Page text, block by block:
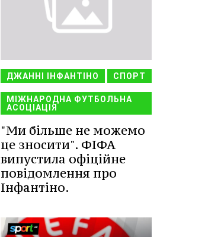
ДЖАННІ ІНФАНТІНО СПОРТ
МІЖНАРОДНА ФУТБОЛЬНА
АСОЦІАЦІЯ
"Ми більше не можемо
це зносити". ФІФА
випустила офіційне
повідомлення про
Інфантіно.